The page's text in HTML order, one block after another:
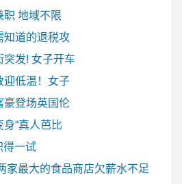
职 地域不限
知道的退税攻
突发! 女子开车
迎低温！女子
豪登场英国伦
“真人芭比
得一试
家最大的食品商店欠薪水不足